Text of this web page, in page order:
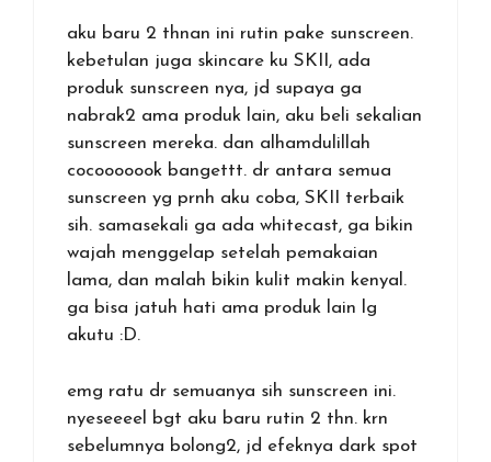
aku baru 2 thnan ini rutin pake sunscreen.
kebetulan juga skincare ku SKII, ada
produk sunscreen nya, jd supaya ga
nabrak2 ama produk lain, aku beli sekalian
sunscreen mereka. dan alhamdulillah
cocooooook bangettt. dr antara semua
sunscreen yg prnh aku coba, SKII terbaik
sih. samasekali ga ada whitecast, ga bikin
wajah menggelap setelah pemakaian
lama, dan malah bikin kulit makin kenyal.
ga bisa jatuh hati ama produk lain lg
akutu :D.
emg ratu dr semuanya sih sunscreen ini.
nyeseeeel bgt aku baru rutin 2 thn. krn
sebelumnya bolong2, jd efeknya dark spot